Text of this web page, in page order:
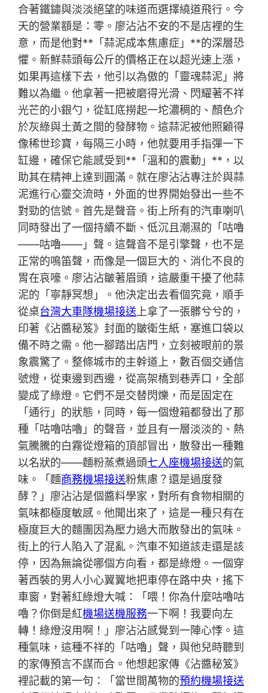
合著鐵鏽與淡淡絕望的味道而選擇繞道飛行。今
天的營業額是：零。廖沾沾不安的不是店裡的生
意，而是他對**「蒜泥成本焦慮症」**的深層恐
懼。新鮮蒜頭每公斤的價格正在以超光速上漲，
如果再這樣下去，他引以為傲的「靈魂蒜泥」將
難以為繼。他拿著一把被磨得光滑、閃耀著不祥
光芒的小銀勺，從缸底撈起一坨濃稠的、顏色介
於灰綠與土黃之間的發酵物。這蒜泥被他照顧得
像稀世珍寶，每隔三小時，他就要用手指彈一下
缸邊，確保它能感受到**「溫和的震動」**，以
助其在精神上達到圓滿。就在廖沾沾專注於與蒜
泥進行心靈交流時，外面的世界開始發出一些不
對勁的信號。首先是聲音。街上所有的汽車喇叭
同時發出了一個持續不斷、低沉且潮濕的「咕嚕
——咕嚕——」聲。這聲音不是引擎聲，也不是
正常的鳴笛聲，而像是一個巨大的、消化不良的
胃在哀嚎。廖沾沾皺著眉頭，這嚴重干擾了他蒜
泥的「寧靜冥想」。他決定出去看個究竟，順手
從桌台灣大車隊機場接送上拿了一張髒兮兮的，
印著《沾醬秘笈》封面的皺衛生紙，塞進口袋以
備不時之需。他一腳踏出店門，立刻被眼前的景
象震驚了。整條城市的主幹道上，數百個交通信
號燈，從東邊到西邊，從高架橋到巷弄口，全部
變成了綠燈。它們不是交替閃爍，而是固定在
「通行」的狀態，同時，每一個燈箱都發出了那
種「咕嚕咕嚕」的聲音，並且有一層淡淡的、熱
氣騰騰的白霧從燈箱的頂部冒出，散發出一種難
以名狀的——麵粉蒸煮過頭七人座機場接送的氣
味。「麵商務機場接送粉焦慮？還是過度發
酵？」廖沾沾是個醬料學家，對所有食物相關的
氣味都極度敏感。他聞出來了，這是一種只有在
極度巨大的麵團因為壓力過大而散發出的氣味。
街上的行人陷入了混亂。汽車不知道該走還是該
停，因為無論從哪個方向看，都是綠燈。一個穿
著西裝的男人小心翼翼地把車停在路中央，搖下
車窗，對著紅綠燈大喊：「喂！你為什麼咕嚕咕
嚕？你倒是紅機場送機服務一下啊！我要向左
轉！綠燈沒用啊！」廖沾沾感覺到一陣心悸。這
種氣味，這種不祥的「咕嚕」聲，與他兒時聽到
的家傳預言不謀而合。他想起家傳《沾醬秘笈》
裡記載的第一句：「當世間萬物的預約機場接送